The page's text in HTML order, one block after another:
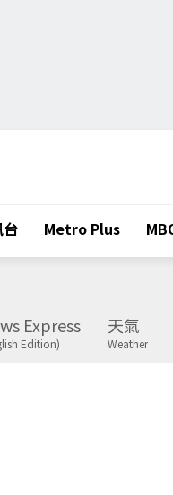
台 Metro Plus
Express
Edition)
天氣
Weather